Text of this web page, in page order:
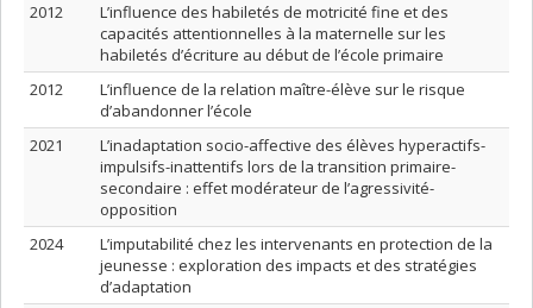
2012
L’influence des habiletés de motricité fine et des
capacités attentionnelles à la maternelle sur les
habiletés d’écriture au début de l’école primaire
2012
L’influence de la relation maître-élève sur le risque
d’abandonner l’école
2021
L’inadaptation socio-affective des élèves hyperactifs-
impulsifs-inattentifs lors de la transition primaire-
secondaire : effet modérateur de l’agressivité-
opposition
2024
L’imputabilité chez les intervenants en protection de la
jeunesse : exploration des impacts et des stratégies
d’adaptation